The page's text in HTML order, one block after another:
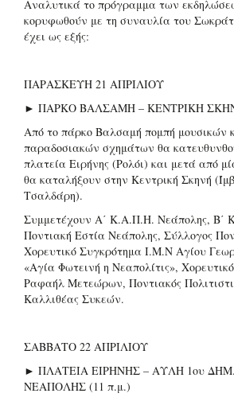
Αναλυτικά το πρόγραμμα των
κορυφωθούν με τη συναυλία του
έχει ως εξής:
ΠΑΡΑΣΚΕΥΗ 21 ΑΠΡΙΛΙΟΥ
► ΠΑΡΚΟ ΒΑΛΣΑΜΗ – ΚΕΝΤΡΙΚΗ
Από το πάρκο Βαλσαμή πομπή μουσικών
παραδοσιακών σχημάτων θα
πλατεία Ειρήνης (Ρολόι) και μετά από
θα καταλήξουν στην Κεντρική Σκηνή
Τσαλδάρη).
Συμμετέχουν Α΄ Κ.Α.Π.Η. Νεάπολης, Β΄
Ποντιακή Εστία Νεάπολης, Σύλλογος
Χορευτικό Συγκρότημα Ι.Μ.Ν Αγίου
«Αγία Φωτεινή η Νεαπολίτις»,
Ραφαήλ Μετεώρων, Ποντιακός
Καλλιθέας Συκεών.
ΣΑΒΒΑΤΟ 22 ΑΠΡΙΛΙΟΥ
► ΠΛΑΤΕΙΑ ΕΙΡΗΝΗΣ – ΑΥΛΗ 1ου
ΝΕΑΠΟΛΗΣ (11 π.μ.)